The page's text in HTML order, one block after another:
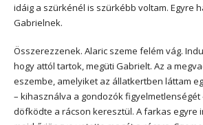
idáig a szürkénél is szürkébb voltam. Egyre
Gabrielnek.
Összerezzenek. Alaric szeme felém vág.
hogy attól tartok, megüti Gabrielt. Az a
eszembe, amelyiket az állatkertben láttam
– kihasználva a gondozók figyelmetlenségét
döfködte a rácson keresztül. A farkas egyre